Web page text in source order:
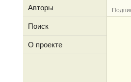
Авторы
Поиск
О проекте